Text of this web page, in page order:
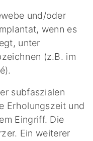
und/oder
wenn es
unter
(z.B. im
subfaszialen
Erholungszeit und
Eingriff. Die
Ein weiterer